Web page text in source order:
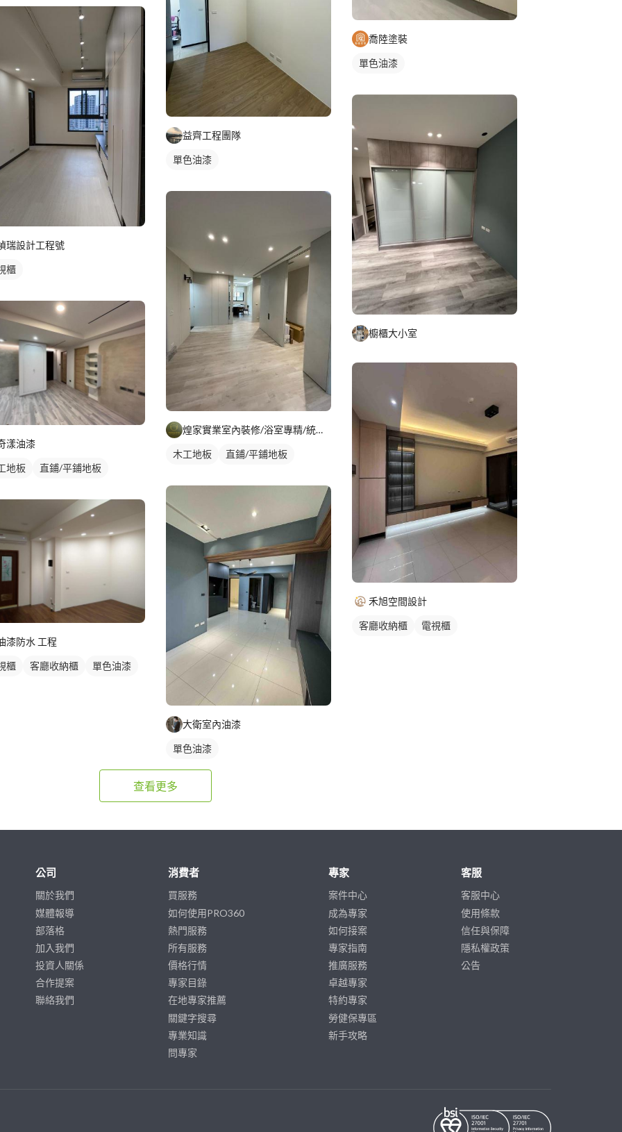
瑞設計工程號
櫃
漾油漆
地板 直鋪/平鋪地板
漆防水 工程
櫃 客廳收納櫃 單色油漆
益齊工程團隊
單色油漆
煌家實業室內裝修/浴室專精/統包工程
木工地板 直鋪/平鋪地板
大衛室內油漆
單色油漆
喬陸塗裝
單色油漆
櫥櫃大小室
禾旭空間設計
客廳收納櫃 電視櫃
查看更多
公司
關於我們
媒體報導
部落格
加入我們
投資人關係
合作提案
聯絡我們
消費者
買服務
如何使用PRO360
熱門服務
所有服務
價格行情
專家目錄
在地專家推薦
關鍵字搜尋
專業知識
問專家
專家
案件中心
成為專家
如何接案
專家指南
推廣服務
卓越專家
特約專家
勞健保專區
新手攻略
客服
客服中心
使用條款
信任與保障
隱私權政策
公告